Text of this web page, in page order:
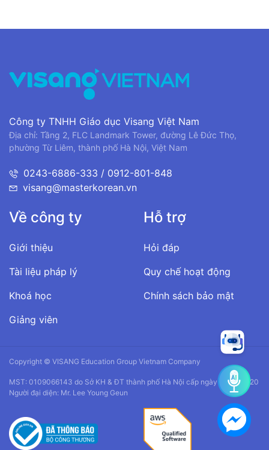
Công ty TNHH Giáo dục Visang Việt Nam
Địa chỉ: Tầng 2, FLC Landmark Tower, đường Lê Đức Thọ,
phường Từ Liêm, thành phố Hà Nội, Việt Nam
0243-6886-333 / 0912-801-848
visang@masterkorean.vn
Về công ty
Giới thiệu
Tài liệu pháp lý
Khoá học
Giảng viên
Hỗ trợ
Hỏi đáp
Quy chế hoạt động
Chính sách bảo mật
Copyright © VISANG Education Group Vietnam Company
MST: 0109066143 do Sở KH & ĐT thành phố Hà Nội cấp ngày 14/01/2020
Người đại diện: Mr. Lee Young Geun